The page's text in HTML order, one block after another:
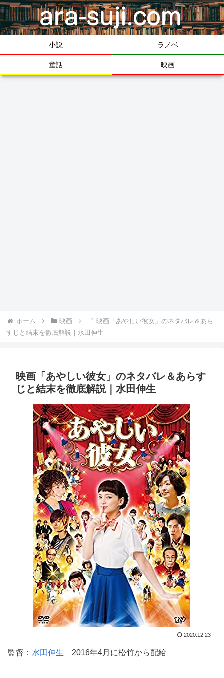
小説 ラノベ
童話 映画
ホーム 映画
映画「あやしい彼女」のネタバレ＆あら
すじと結末を徹底解説｜水田伸生
映画「あやしい彼女」のネタバレ＆あらす
じと結末を徹底解説｜水田伸生
2020.12.23
監督： 水田伸生 2016年4月に松竹から配給